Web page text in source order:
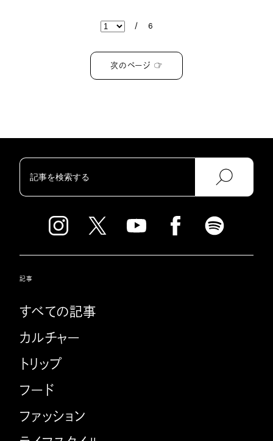
/ 6
次のページ ☞
記事
すべての記事
カルチャー
トリップ
フード
ファッション